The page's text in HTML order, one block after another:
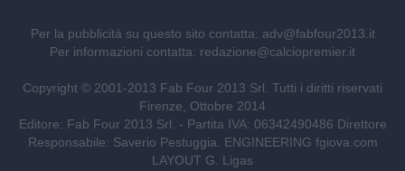
Per la pubblicità su questo sito contatta: adv@fabfour2013.it
Per informazioni contatta: redazione@calciopremier.it
Copyright © 2001-2013 Fab Four 2013 Srl. Tutti i diritti riservati
Firenze, Ottobre 2014
Editore: Fab Four 2013 Srl. - Partita IVA: 06342490486 Direttore
Responsabile: Saverio Pestuggia. ENGINEERING fgiova.com
LAYOUT G. Ligas